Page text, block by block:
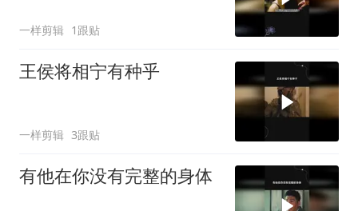
一样剪辑 1跟贴
王侯将相宁有种乎
一样剪辑 3跟贴
有他在你没有完整的身体